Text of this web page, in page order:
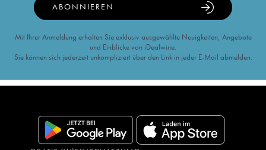
ABONNIEREN
Mit Ihrer Anmeldung erhalten Sie exklusiv ausgewählte Neuigkeiten, Angebote
und Einblicke von iDealwine.
Sie können sich jederzeit unkompliziert über den Link in jeder E-Mail abmelden.